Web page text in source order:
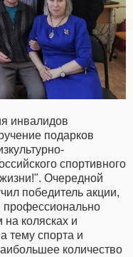
инвалидов
подарков
спортивного
Очередной
победитель акции,
на колясках и
тему спорта и
количество